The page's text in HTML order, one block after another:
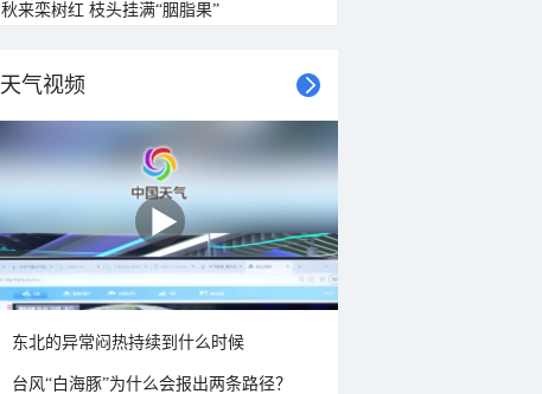
秋来栾树红 枝头挂满“胭脂果”
天气视频
东北的异常闷热持续到什么时候
台风“白海豚”为什么会报出两条路径？